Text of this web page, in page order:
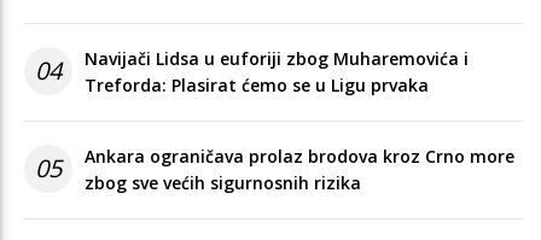
04
Navijači Lidsa u euforiji zbog Muharemovića i
Treforda: Plasirat ćemo se u Ligu prvaka
05
Ankara ograničava prolaz brodova kroz Crno more
zbog sve većih sigurnosnih rizika